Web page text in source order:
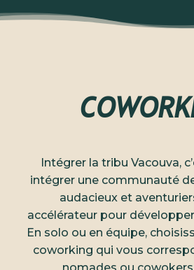
Intégrer la tribu Vacouva,
intégrer une communauté
audacieux et
accélérateur pour
En solo ou en équipe,
coworking qui vous